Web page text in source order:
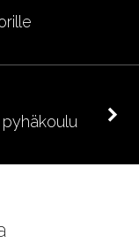
pyhäkoulu